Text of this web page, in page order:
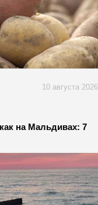
10 августа 2026
на Мальдивах: 7